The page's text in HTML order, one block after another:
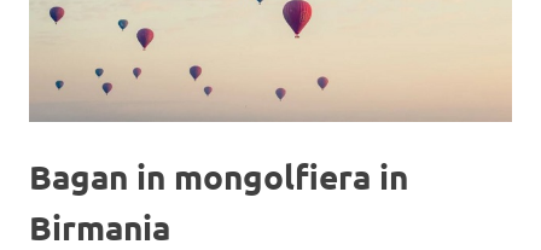
Bagan in mongolfiera in
Birmania